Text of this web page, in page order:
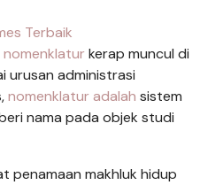
Terbaik
nomenklaturkerap muncul di
urusan administrasi
nomenklatur adalah sistem
nama pada objek studi
penamaan makhluk hidup